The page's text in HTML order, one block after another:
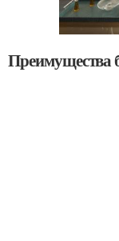
Преимущества